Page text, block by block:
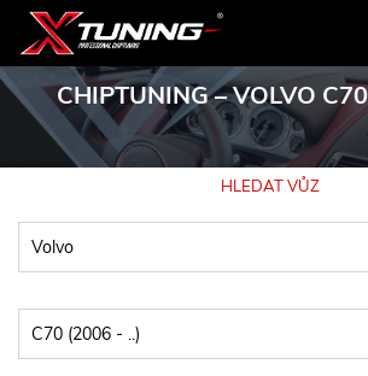
CHIPTUNING– VOLVO
HLEDAT VŮZ